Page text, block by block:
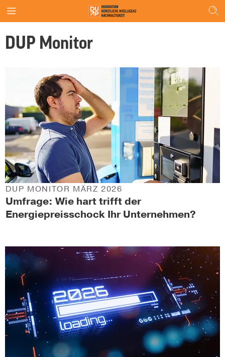
DUP Monitor
Umfrage: Wie hart trifft der
Energiepreisschock Ihr Unternehmen?
DUP MONITOR MÄRZ 2026